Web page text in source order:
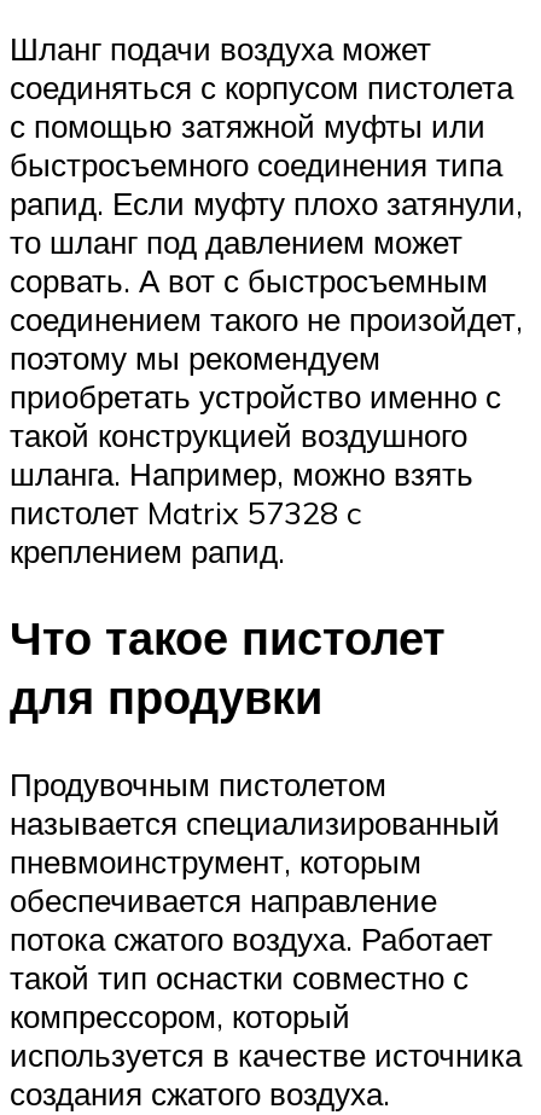
Шланг подачи воздуха может
соединяться с корпусом пистолета
с помощью затяжной муфты или
быстросъемного соединения типа
рапид. Если муфту плохо затянули,
то шланг под давлением может
сорвать. А вот с быстросъемным
соединением такого не произойдет,
поэтому мы рекомендуем
приобретать устройство именно с
такой конструкцией воздушного
шланга. Например, можно взять
пистолет Matrix 57328 c
креплением рапид.
Что такое пистолет
для продувки
Продувочным пистолетом
называется специализированный
пневмоинструмент, которым
обеспечивается направление
потока сжатого воздуха. Работает
такой тип оснастки совместно с
компрессором, который
используется в качестве источника
создания сжатого воздуха.